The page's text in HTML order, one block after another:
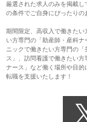
厳選された求人のみを掲載
の条件でご自身にぴったりの
期間限定、高収入で働きたい
い方専門の「助産師・産科
ニックで働きたい方専門の
ス」、訪問看護で働きたい
ナース」など働く場所や目
転職を支援いたします！